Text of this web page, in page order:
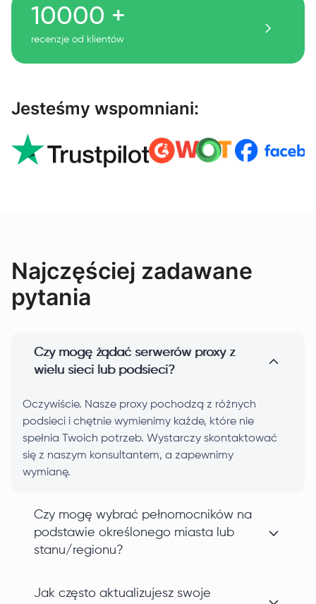
10000 +
recenzje od klientów
Jesteśmy wspomniani:
Najczęściej zadawane
pytania
Czy mogę żądać serwerów proxy z
wielu sieci lub podsieci?
Oczywiście. Nasze proxy pochodzą z różnych
podsieci i chętnie wymienimy każde, które nie
spełnia Twoich potrzeb. Wystarczy skontaktować
się z naszym konsultantem, a zapewnimy
wymianę.
Czy mogę wybrać pełnomocników na
podstawie określonego miasta lub
stanu/regionu?
Jak często aktualizujesz swoje